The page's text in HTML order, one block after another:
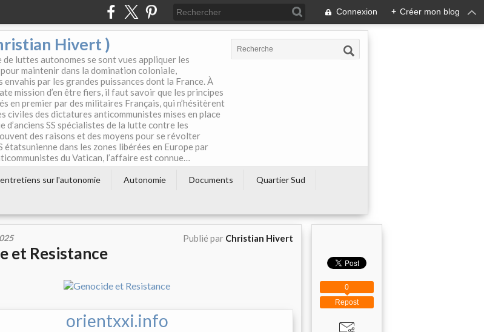
Connexion + Créer mon blog
Hivert )
luttes autonomes se sont vues appliquer les
maintenir dans la domination coloniale,
par les grandes puissances dont la France. À
mission d’en être fiers, il faut savoir que les principes
premier par des militaires Français, qui n’hésitèrent
civiles des dictatures anticommunistes mises en place
d’anciens SS spécialistes de la lutte contre les
des raisons et des moyens pour se révolter
dans les zones libérées en Europe par
du Vatican, l’affaire est connue…
entretiens sur l'autonomie Autonomie Documents
Quartier Sud
Publié par Christian Hivert
et Resistance
orientxxi.info
Repost
0